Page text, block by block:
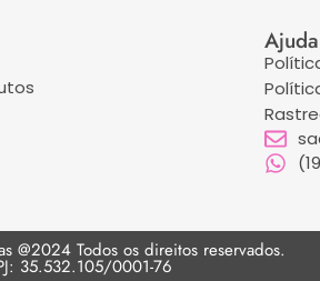
Ajuda
@2024 Todos os direitos reservados.
35.532.105/0001-76